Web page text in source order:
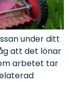
under ditt
att det lönar
arbetet tar